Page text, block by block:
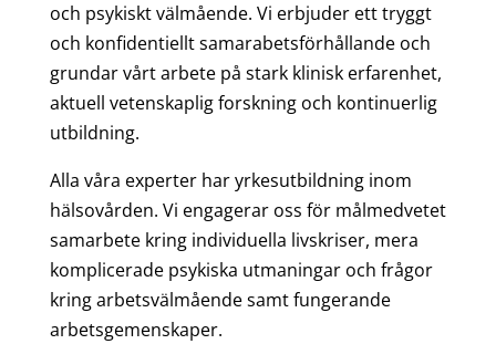
och psykiskt välmående. Vi erbjuder ett tryggt
och konfidentiellt samarabetsförhållande och
grundar vårt arbete på stark klinisk erfarenhet,
aktuell vetenskaplig forskning och kontinuerlig
utbildning.
Alla våra experter har yrkesutbildning inom
hälsovården. Vi engagerar oss för målmedvetet
samarbete kring individuella livskriser, mera
komplicerade psykiska utmaningar och frågor
kring arbetsvälmående samt fungerande
arbetsgemenskaper.